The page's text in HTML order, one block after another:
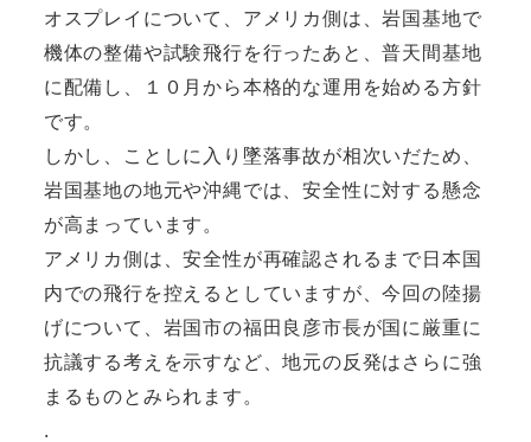
オスプレイについて、アメリカ側は、岩国基地で
機体の整備や試験飛行を行ったあと、普天間基地
に配備し、１０月から本格的な運用を始める方針
です。
しかし、ことしに入り墜落事故が相次いだため、
岩国基地の地元や沖縄では、安全性に対する懸念
が高まっています。
アメリカ側は、安全性が再確認されるまで日本国
内での飛行を控えるとしていますが、今回の陸揚
げについて、岩国市の福田良彦市長が国に厳重に
抗議する考えを示すなど、地元の反発はさらに強
まるものとみられます。
.